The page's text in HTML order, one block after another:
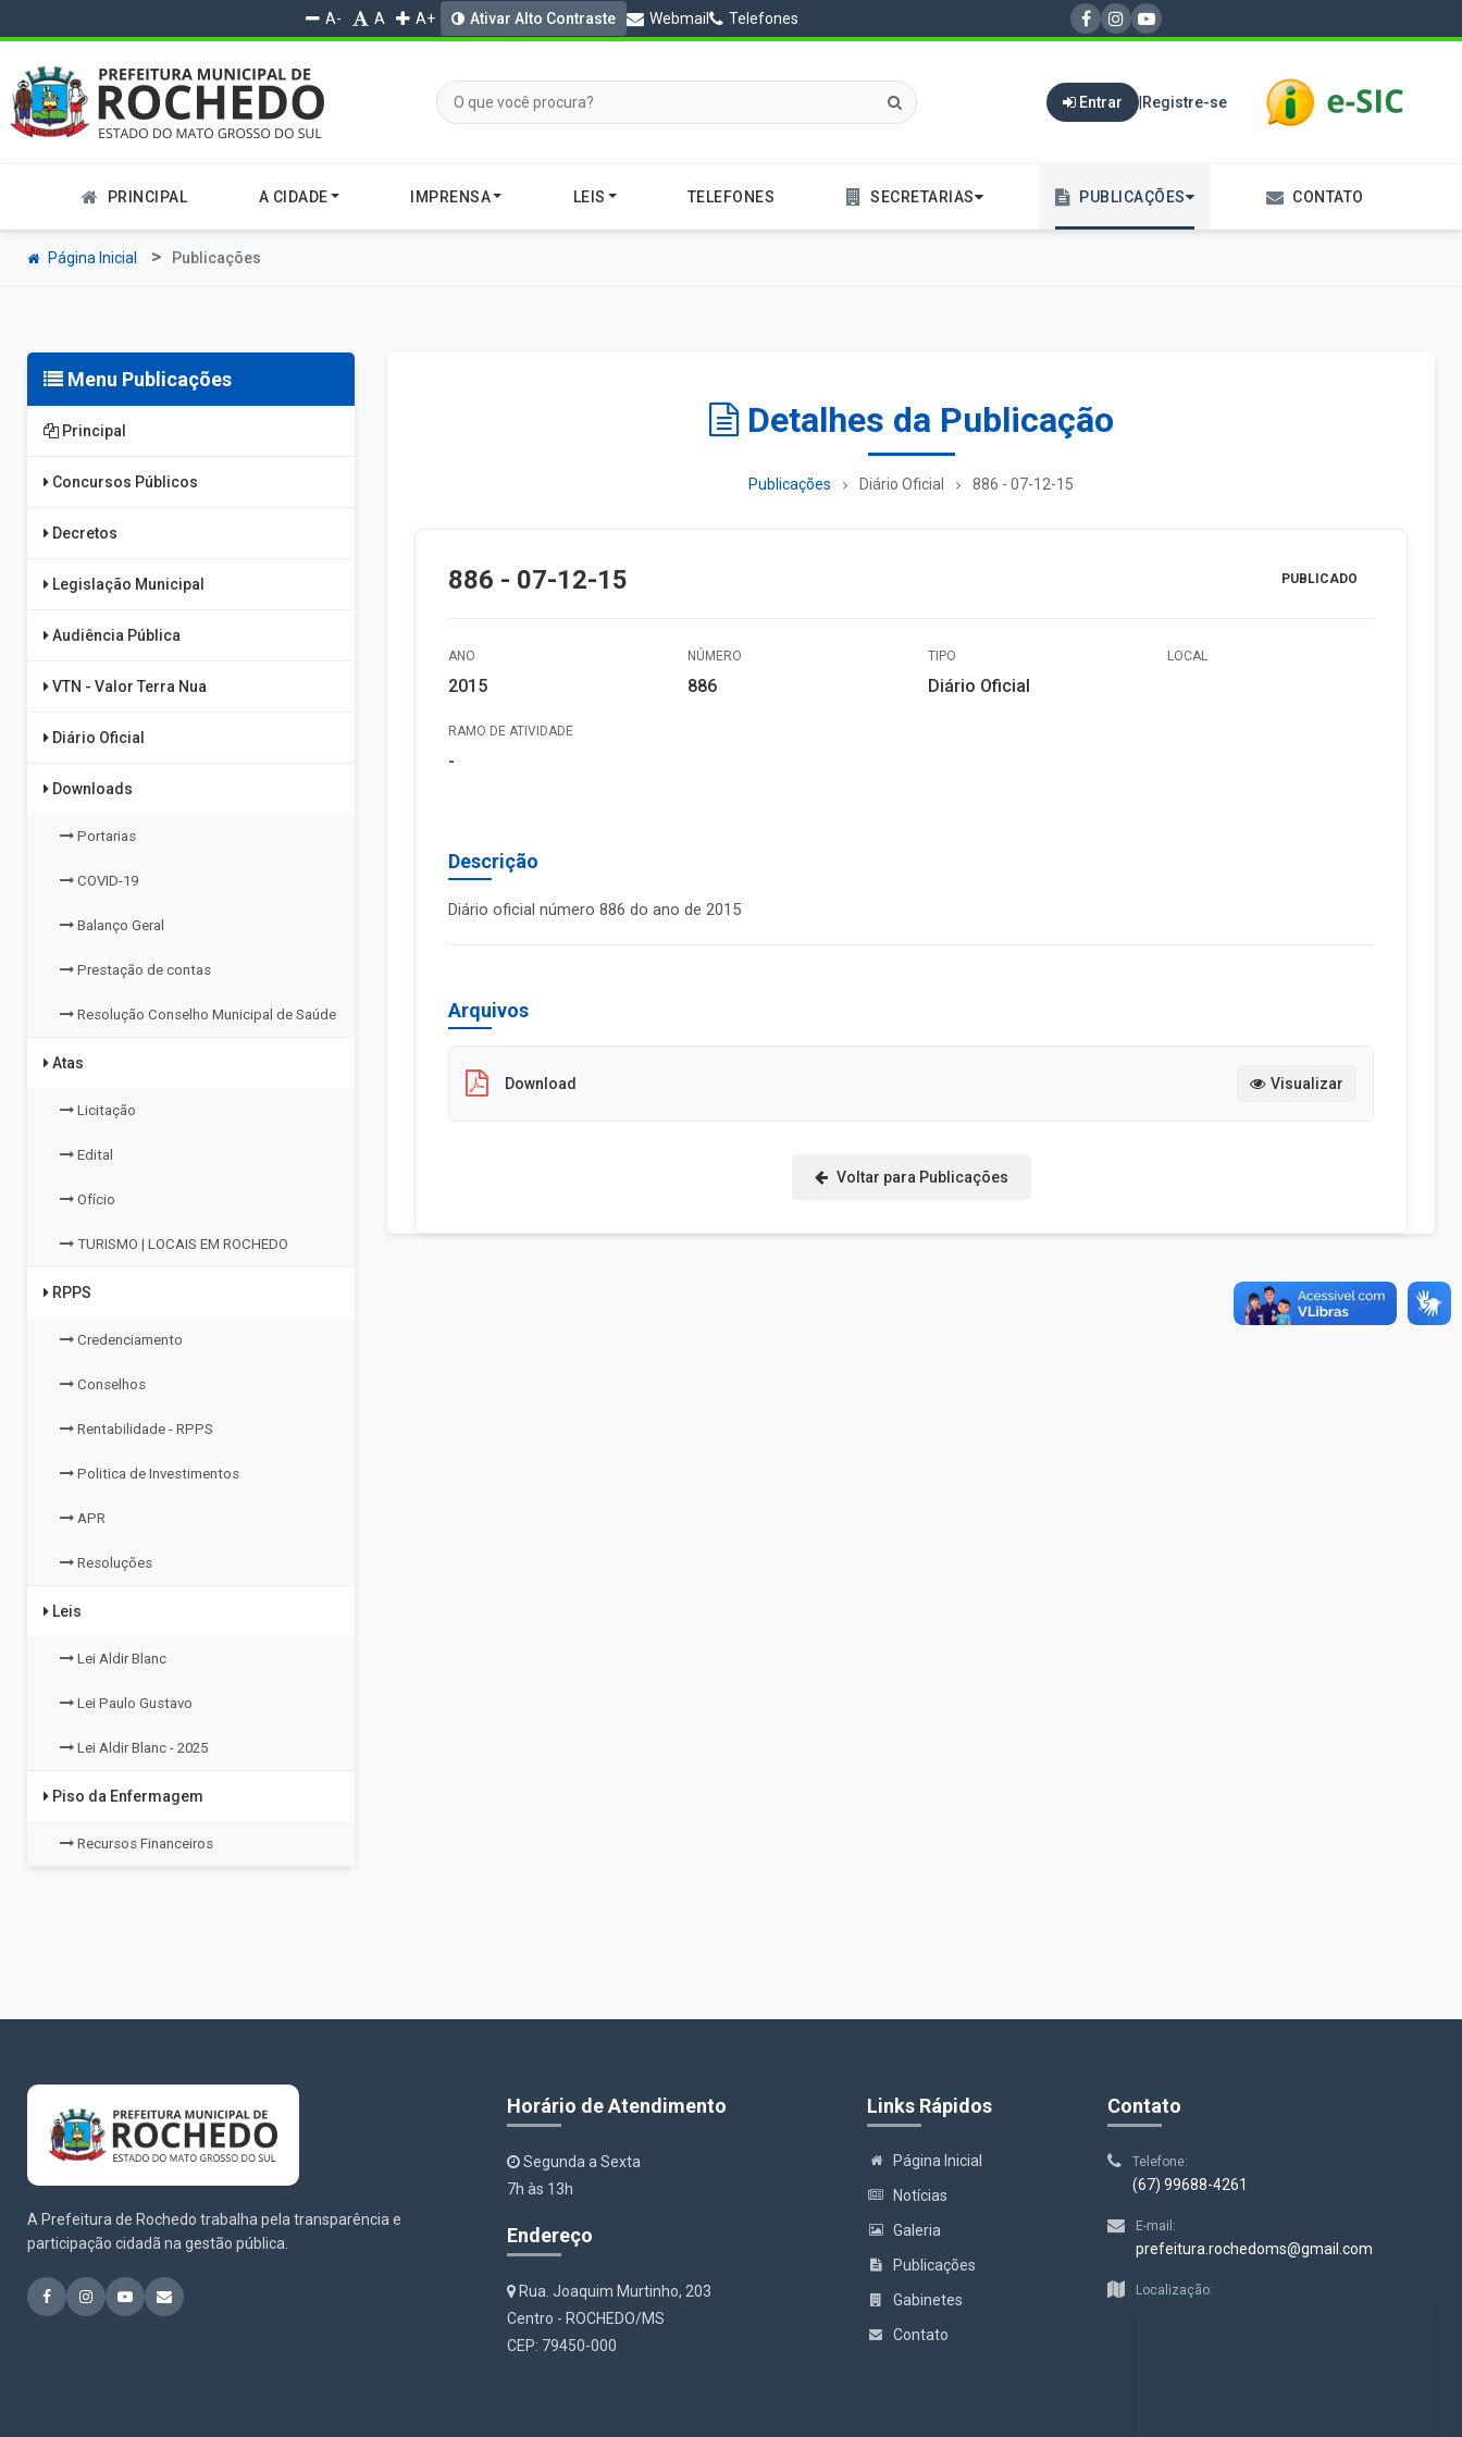
A- A A+ Ativar Alto Contraste Webmail Telefones
Entrar | Registre-se
PRINCIPAL A CIDADE IMPRENSA LEIS TELEFONES SECRETARIAS PUBLICAÇÕES CONTATO
Página Inicial Publicações
Menu Publicações
Principal
Concursos Públicos
Decretos
Legislação Municipal
Audiência Pública
VTN - Valor Terra Nua
Diário Oficial
Downloads
Portarias
COVID-19
Balanço Geral
Prestação de contas
Resolução Conselho Municipal de Saúde
Atas
Licitação
Edital
Ofício
TURISMO | LOCAIS EM ROCHEDO
RPPS
Credenciamento
Conselhos
Rentabilidade - RPPS
Politica de Investimentos
APR
Resoluções
Leis
Lei Aldir Blanc
Lei Paulo Gustavo
Lei Aldir Blanc - 2025
Piso da Enfermagem
Recursos Financeiros
Detalhes da Publicação
Publicações Diário Oficial 886 - 07-12-15
886 - 07-12-15 PUBLICADO
ANO
2015
NÚMERO
886
TIPO
Diário Oficial
LOCAL
RAMO DE ATIVIDADE
-
Descrição
Diário oficial número 886 do ano de 2015
Arquivos
Download Visualizar
Voltar para Publicações
A Prefeitura de Rochedo trabalha pela transparência e
participação cidadã na gestão pública.
Horário de Atendimento
Segunda a Sexta
7h às 13h
Endereço
Rua. Joaquim Murtinho, 203
Centro - ROCHEDO/MS
CEP: 79450-000
Links Rápidos
Página Inicial
Notícias
Galeria
Publicações
Gabinetes
Contato
Contato
Telefone:
(67) 99688-4261
E-mail:
prefeitura.rochedoms@gmail.com
Localização: